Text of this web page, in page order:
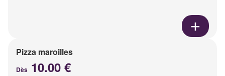
Pizza maroilles
Dès 10.00 €